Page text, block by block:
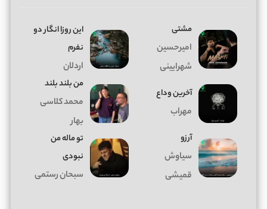
مشتی
امیرحسین
شهرایینی
این روزا انگار دو
نفرم
اردلان
آخرین وداع
مهراب
من بلند بلند
محمد کلاسی
بهار
آرزو
سیاوش
قمیشی
تو ماله من
نبودی
سبحان رستمی